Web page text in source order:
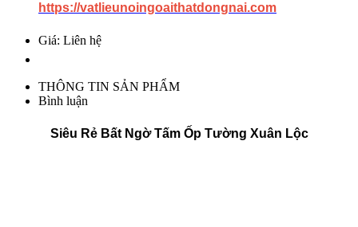
https://vatlieunoingoaithatdongnai.com
Giá: Liên hệ
THÔNG TIN SẢN PHẨM
Bình luận
Siêu Rẻ Bất Ngờ Tấm Ốp Tường Xuân Lộc